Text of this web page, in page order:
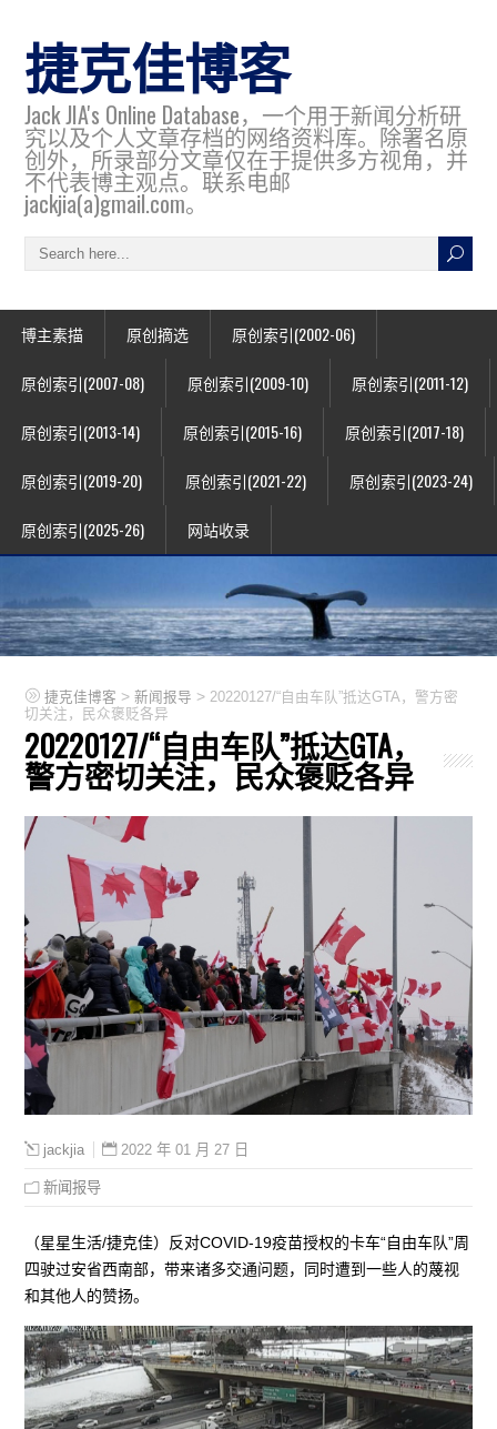
捷克佳博客
Jack JIA's Online Database，一个用于新闻分析研
究以及个人文章存档的网络资料库。除署名原
创外，所录部分文章仅在于提供多方视角，并
不代表博主观点。联系电邮
jackjia(a)gmail.com。
博主素描 原创摘选 原创索引(2002-06)
原创索引(2007-08) 原创索引(2009-10) 原创索引(2011-12)
原创索引(2013-14) 原创索引(2015-16) 原创索引(2017-18)
原创索引(2019-20) 原创索引(2021-22) 原创索引(2023-24)
原创索引(2025-26) 网站收录
捷克佳博客 >新闻报导 > 20220127/“自由车队”抵达GTA，警方密
切关注，民众褒贬各异
20220127/“自由车队”抵达GTA，
警方密切关注，民众褒贬各异
jackjia 2022 年 01 月 27 日
新闻报导
（星星生活/捷克佳）反对COVID-19疫苗授权的卡车“自由车队”周
四驶过安省西南部，带来诸多交通问题，同时遭到一些人的蔑视
和其他人的赞扬。